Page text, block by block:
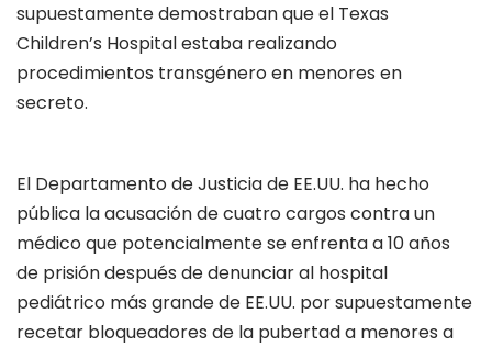
supuestamente demostraban que el Texas
Children’s Hospital estaba realizando
procedimientos transgénero en menores en
secreto.
El Departamento de Justicia de EE.UU. ha hecho
pública la acusación de cuatro cargos contra un
médico que potencialmente se enfrenta a 10 años
de prisión después de denunciar al hospital
pediátrico más grande de EE.UU. por supuestamente
recetar bloqueadores de la pubertad a menores a